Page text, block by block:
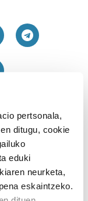
pertsonala,
ditugu, cookie
eduki
neurketa,
eskaintzeko.